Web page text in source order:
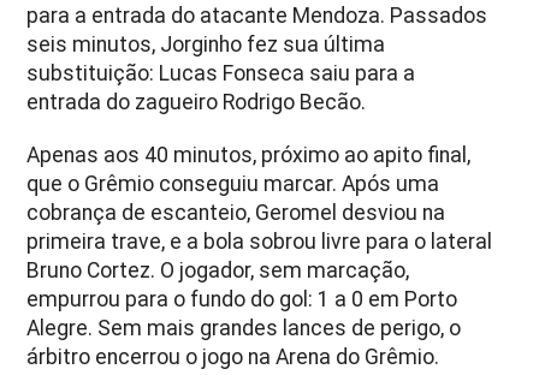
para a entrada do atacante Mendoza. Passados
seis minutos, Jorginho fez sua última
substituição: Lucas Fonseca saiu para a
entrada do zagueiro Rodrigo Becão.
Apenas aos 40 minutos, próximo ao apito final,
que o Grêmio conseguiu marcar. Após uma
cobrança de escanteio, Geromel desviou na
primeira trave, e a bola sobrou livre para o lateral
Bruno Cortez. O jogador, sem marcação,
empurrou para o fundo do gol: 1 a 0 em Porto
Alegre. Sem mais grandes lances de perigo, o
árbitro encerrou o jogo na Arena do Grêmio.